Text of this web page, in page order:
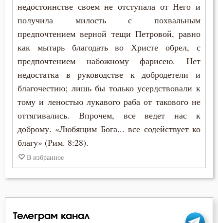
Прошение
Радость
Разум
Свобода воли
Священники
Скорбь
недостоинстве своем не отступала от Него и
получила милость с похвальным
предпочтением верной тещи Петровой, равно
как мытарь благодать во Христе обрел, с
предпочтением набожному фарисею. Нет
недостатка в руководстве к добродетели и
благочестию; лишь бы только усердствовали к
тому и леностью лукавого раба от такового не
оттягивались. Впрочем, все ведет нас к
доброму. «Любящим Бога... все содействует ко
благу» (Рим. 8:28).
В избранное
Телеграм канал